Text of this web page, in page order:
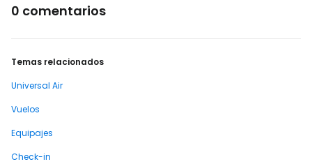
0 comentarios
Temas relacionados
Universal Air
Vuelos
Equipajes
Check-in